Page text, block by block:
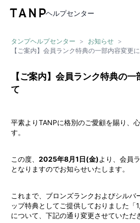
ヘルプセンター
タンプヘルプセンター > お知らせ >
【ご案内】会員ランク特典の一部内容変更
【ご案内】会員ランク特典の
て
平素よりTANPに格別のご愛顧を賜り、
す。
この度、2025年8月1日(金)より、会員
となりますのでお知らせいたします。
これまで、ブロンズランクおよびシルバ
ップ特典としてご提供しておりました「
について、下記の通り変更させていただ